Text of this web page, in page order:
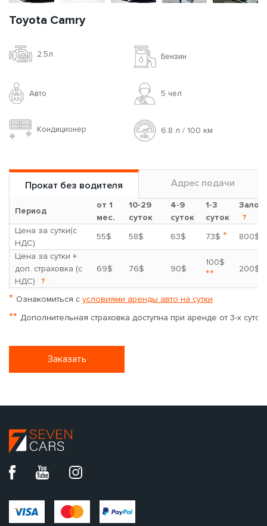
Toyota Camry
2.5л Бензин
Авто 5 чел
Кондиционер 6.8 л / 100 км
Прокат без водителя Адрес подачи
Период
от 1
мес.
10-29
суток
4-9
суток
1-3
суток
Залог
?
Цена за сутки(с
НДС)
55$ 58$ 63$ 73$ *
800$
Цена за сутки +
доп. страховка (с
НДС)
?
69$ 76$ 90$
100$
** 200$
* Ознакомиться с условиями аренды авто на сутки
** Дополнительная страховка доступна при аренде от 3-х суток
Заказать